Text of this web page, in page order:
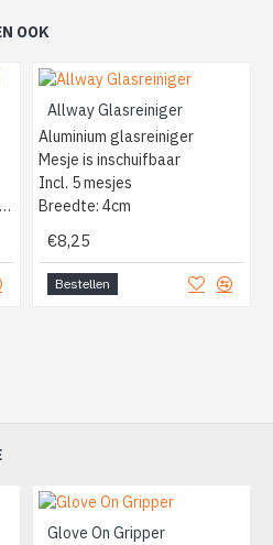
OOK
Geschikt voor koude omgevingen
Allway Glasreiniger
Aluminium glasreiniger
Mesje is inschuifbaar
Incl. 5 mesjes
Breedte: 4cm
€8,25
Bestellen
Glove On Gripper